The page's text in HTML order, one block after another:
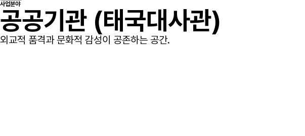
사업분야
공공기관 (태국대사관)
외교적 품격과 문화적 감성이 공존하는 공간.